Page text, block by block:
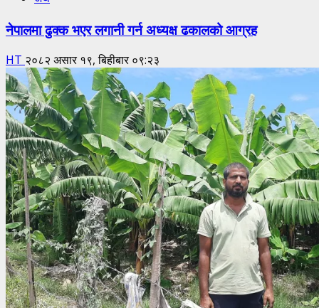
नेपालमा ढुक्क भएर लगानी गर्न अध्यक्ष ढकालको आग्रह
HT २०८२ असार १९, बिहीबार ०९:२३